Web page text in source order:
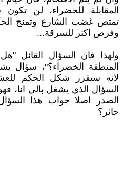
المقابلة للخضراء، لن
تمتص غضب الشارع وتمنح
وفرص اكثر للسرقة...
ولهذا فان السؤال القائل
المنطقة الخضراء؟"، سؤال
لانه سيقرر شكل الحكم
السؤال الذي يشغل بالي انا،
الصدر اصلا جواب هذا
حائر؟